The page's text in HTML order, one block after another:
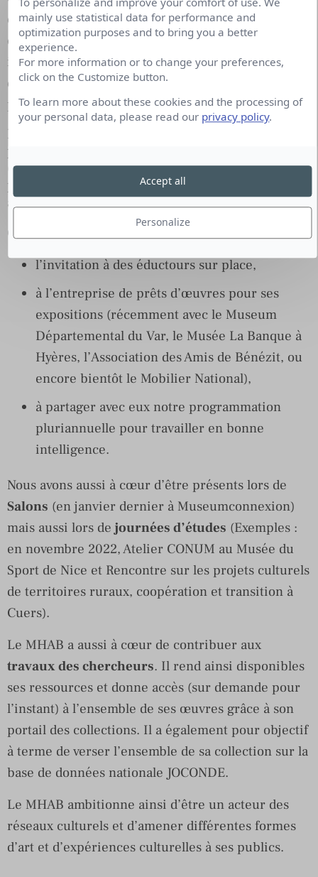
quelques projets, permet de profiter des conseils et
de la vue d’ensemble d’expérience d’autres
institutions, qu’il est parfois difficile d’acquérir
dans un quotidien professionnel rythmé par les
projets.
Du point de vue des autres institutions
patrimoniales, associatives et culturelles
(muséale ou non), le MHAB a à cœur depuis
plus de deux ans, et le début de son renouveau,
à se tourner vers les acteurs culturels.
Cela passe entre autres par :
l’invitation à des éductours sur place,
à l’entreprise de prêts d’œuvres pour ses
expositions (récemment avec le Museum
Départemental du Var, le Musée La Banque à
Hyères, l’Association des Amis de Bénézit, ou
encore bientôt le Mobilier National),
à partager avec eux notre programmation
pluriannuelle pour travailler en bonne
intelligence.
Nous avons aussi à cœur d’être présents lors de
Salons (en janvier dernier à Museumconnexion)
mais aussi lors de journées d’études (Exemples :
en novembre 2022, Atelier CONUM au Musée du
Sport de Nice et Rencontre sur les projets culturels
de territoires ruraux, coopération et transition à
Cuers).
Le MHAB a aussi à cœur de contribuer aux
travaux des chercheurs. Il rend ainsi disponibles
ses ressources et donne accès (sur demande pour
l’instant) à l’ensemble de ses œuvres grâce à son
portail des collections. Il a également pour objectif
à terme de verser l’ensemble de sa collection sur la
base de données nationale JOCONDE.
Le MHAB ambitionne ainsi d’être un acteur des
réseaux culturels et d’amener différentes formes
d’art et d’expériences culturelles à ses publics.
mainly use statistical data for performance and
optimization purposes and to bring you a better
experience.
For more information or to change your preferences,
click on the Customize button.
To learn more about these cookies and the processing of
your personal data, please read our privacy policy.
Personalize
Accept all